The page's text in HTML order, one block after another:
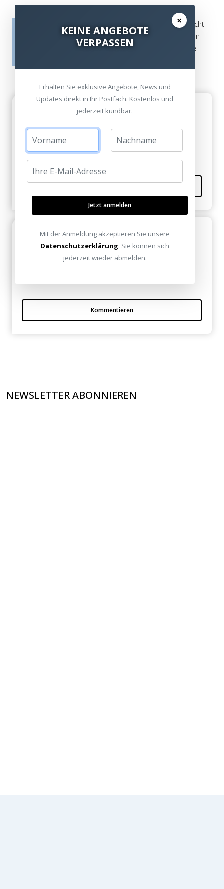
Die Bewertungen werden vor ihrer Veröffentlichung nicht
auf ihre Echtheit überprüft. Sie können daher auch von
Verbrauchern stammen, die die bewerteten Produkte
Dann muss ich euch mal besuchen!
Hilfreich
Dahl am 27. Juli 2009
Kommentieren
NEWSLETTER ABONNIEREN
×
KEINE ANGEBOTE
VERPASSEN
Erhalten Sie exklusive Angebote, News und
Updates direkt in Ihr Postfach. Kostenlos und
jederzeit kündbar.
Jetzt anmelden
Mit der Anmeldung akzeptieren Sie unsere
Datenschutzerklärung. Sie können sich
jederzeit wieder abmelden.